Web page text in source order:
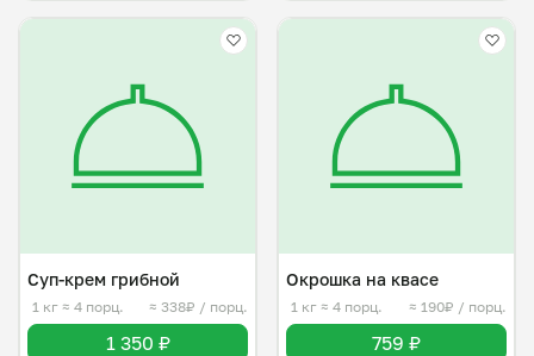
Суп-крем грибной
1 кг ≈ 4 порц. ≈ 338₽ / порц.
1 350 ₽
Окрошка на квасе
1 кг ≈ 4 порц. ≈ 190₽ / порц.
759 ₽